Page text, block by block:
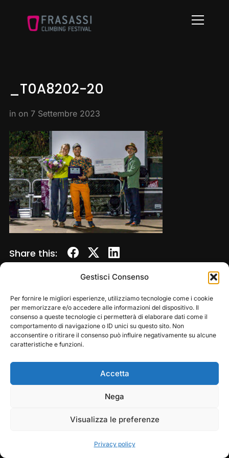
Gestisci Consenso
Per fornire le migliori esperienze, utilizziamo tecnologie come i cookie
per memorizzare e/o accedere alle informazioni del dispositivo. Il
consenso a queste tecnologie ci permetterà di elaborare dati come il
comportamento di navigazione o ID unici su questo sito. Non
acconsentire o ritirare il consenso può influire negativamente su alcune
caratteristiche e funzioni.
Accetta
Nega
Visualizza le preferenze
Privacy policy
Info
_T0A8202-20
in on 7 Settembre 2023
Share this:
Copyright © 2026 — Frasassi Climbing Festival. All
Rights Reserved